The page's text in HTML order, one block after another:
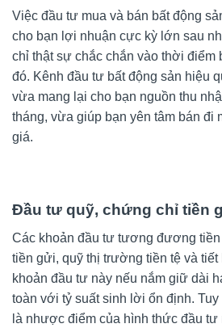
Việc đầu tư mua và bán bất động
cho bạn lợi nhuận cực kỳ lớn sau
chỉ thật sự chắc chắn vào thời điểm
đó. Kênh đầu tư bất động sản hiệu
vừa mang lại cho bạn nguồn thu
tháng, vừa giúp bạn yên tâm bán đi
giá.
Đầu tư quỹ, chứng chỉ tiền
Các khoản đầu tư tương đương
tiền gửi, quỹ thị trường tiền tệ và tiết
khoản đầu tư này nếu nắm giữ dài
toàn với tỷ suất sinh lời ổn định.
là nhược điểm của hình thức đầu tư